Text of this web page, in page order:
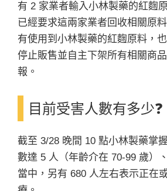
有 2 家業者輸入小林製藥的紅麴
已經要求這兩家業者回收相關原
有使用到小林製藥的紅麴原料，
停止販售並自主下架所有相關商
報。
目前受害人數有多少❓
截至 3/28 晚間 10 點小林製藥掌
數達 5 人（年齡介在 70-99 歲）
當中，另有 680 人左右表示正在